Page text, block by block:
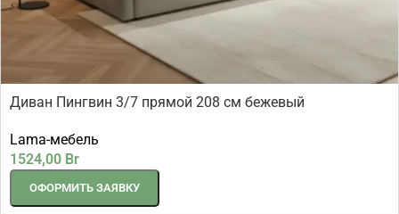
Диван Пингвин 3/7 прямой 208 см бежевый
Lama-мебель
1524,00 Br
ОФОРМИТЬ ЗАЯВКУ